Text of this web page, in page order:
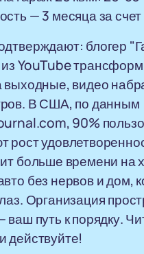
— 3 месяца за
блогер
YouTube
выходные, видео
В США, по данным
90%
рост
больше времени на
без нервов и дом,
Организация
ваш путь к порядку.
действуйте!